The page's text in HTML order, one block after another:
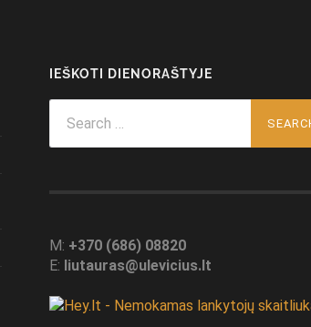
IEŠKOTI DIENORAŠTYJE
for:
M: +370 (686) 08820
E: liutauras@ulevicius.lt